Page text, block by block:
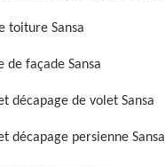
toiture Sansa
de façade Sansa
décapage de volet Sansa
décapage persienne Sansa